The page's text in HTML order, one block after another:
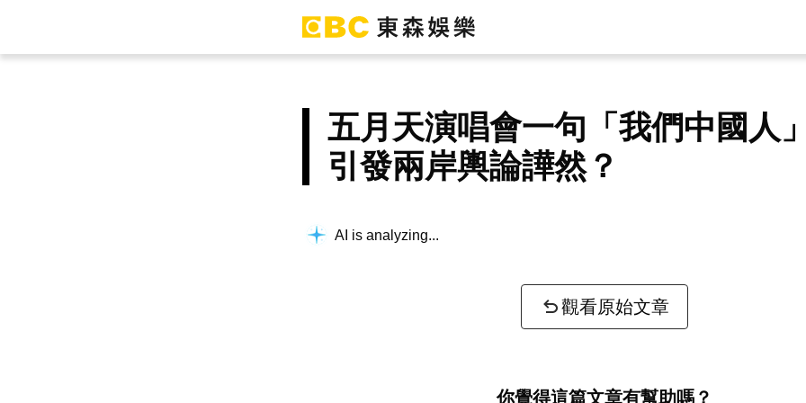
五月天演唱會一句「我們中國人
引發兩岸輿論譁然？
AI is analyzing...
觀看原始文章
你覺得這篇文章有幫助嗎？